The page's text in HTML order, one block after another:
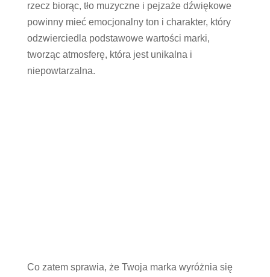
rzecz biorąc, tło muzyczne i pejzaże dźwiękowe
powinny mieć emocjonalny ton i charakter, który
odzwierciedla podstawowe wartości marki,
tworząc atmosferę, która jest unikalna i
niepowtarzalna.
Co zatem sprawia, że Twoja marka wyróżnia się